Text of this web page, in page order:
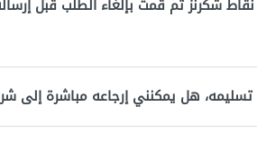
شكرنز ثم قمت بإلغاء الطلب قبل
تسليمه، هل يمكنني إرجاعه مباشرة إلى